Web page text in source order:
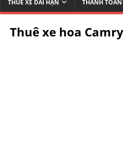
THUÊ XE DÀI HẠN THANH TOÁN
Thuê xe hoa